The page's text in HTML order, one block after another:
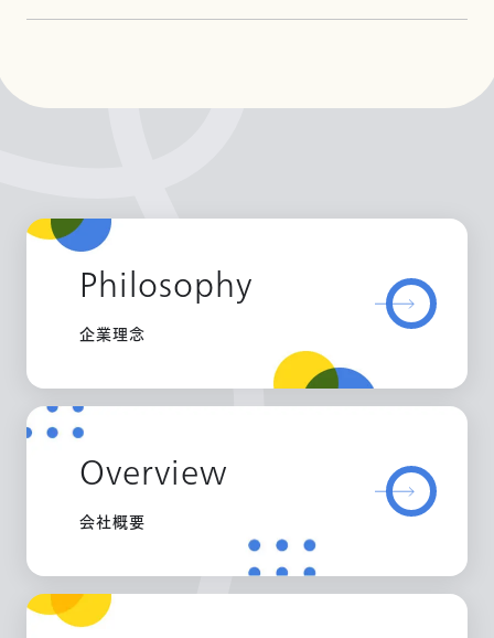
Philosophy
企業理念
Overview
会社概要